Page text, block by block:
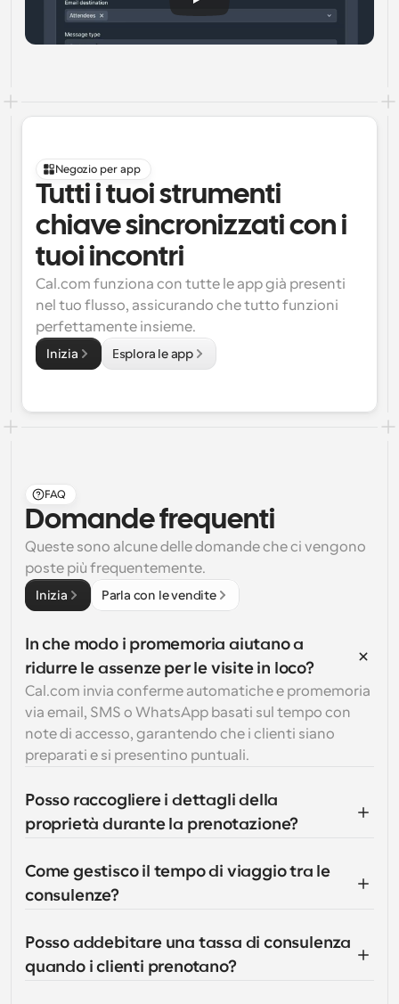
Negozio per app
Tutti i tuoi strumenti
chiave sincronizzati con i
tuoi incontri
Cal.com funziona con tutte le app già presenti
nel tuo flusso, assicurando che tutto funzioni
perfettamente insieme.
Inizia Esplora le app
FAQ
Domande frequenti
Queste sono alcune delle domande che ci vengono
poste più frequentemente.
Inizia Parla con le vendite
In che modo i promemoria aiutano a
ridurre le assenze per le visite in loco?
Cal.com invia conferme automatiche e promemoria
via email, SMS o WhatsApp basati sul tempo con
note di accesso, garantendo che i clienti siano
preparati e si presentino puntuali.
Posso raccogliere i dettagli della
proprietà durante la prenotazione?
Come gestisco il tempo di viaggio tra le
consulenze?
Posso addebitare una tassa di consulenza
quando i clienti prenotano?